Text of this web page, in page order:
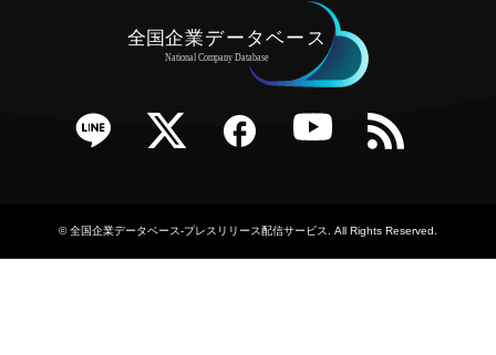
Twitter Facebook YouTube RSS
©全国企業データベース-プレスリリース配信サービス . All Rights Reserved.